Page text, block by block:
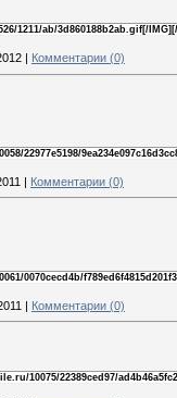
1211/ab/3d860188b2ab.gif[/
Комментарии (0)
22977e5198/
| Комментарии (0)
0070cecd4b/
| Комментарии (0)
10075/22389ced97/